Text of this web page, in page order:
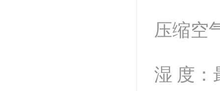
压缩空
湿 度：